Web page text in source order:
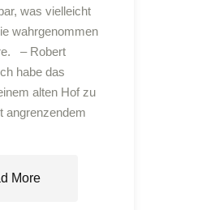
was vielleicht
wahrgenommen
– Robert
habe das
alten Hof zu
angrenzendem
More